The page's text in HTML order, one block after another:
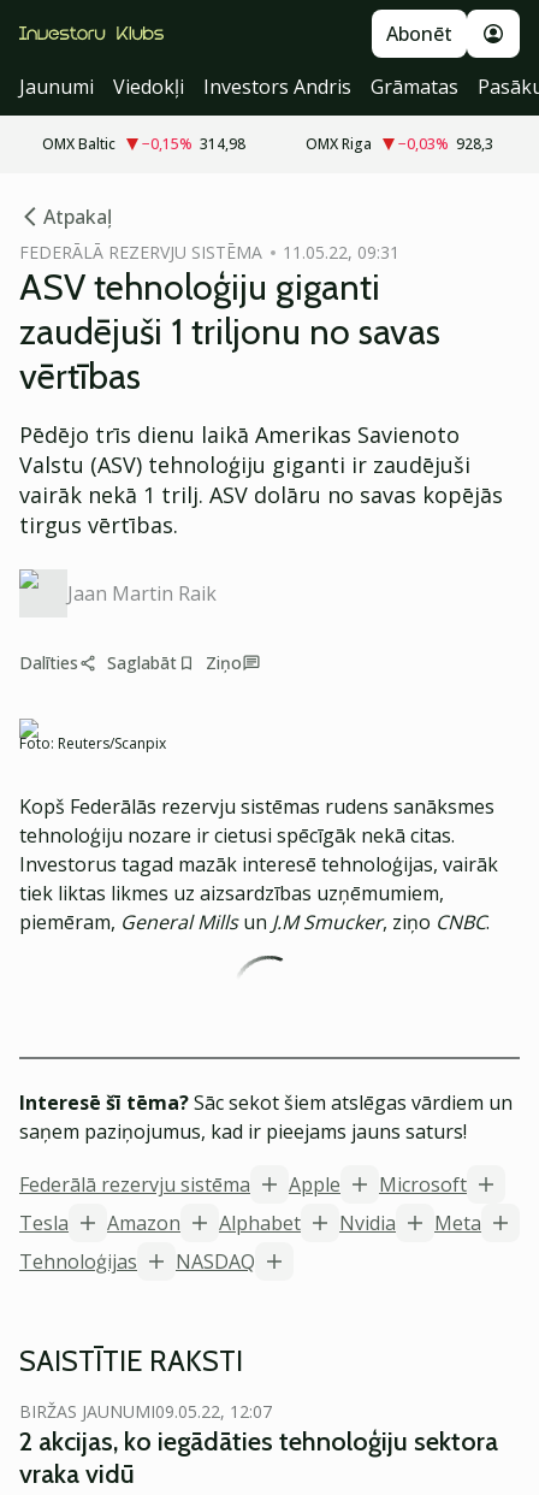
Abonēt
Jaunumi
Viedokļi Investors Andris Grāmatas
OMX Baltic −0,15% 314,98 OMX Riga −0,03% 928,3
Atpakaļ
FEDERĀLĀ REZERVJU SISTĒMA 11.05.22, 09:31
ASV tehnoloģiju giganti
zaudējuši 1 triljonu no savas
vērtības
Pēdējo trīs dienu laikā Amerikas Savienoto
Valstu (ASV) tehnoloģiju giganti ir zaudējuši
vairāk nekā 1 trilj. ASV dolāru no savas kopējās
tirgus vērtības.
Jaan Martin Raik
Dalīties Saglabāt Ziņo
Foto: Reuters/Scanpix
Kopš Federālās rezervju sistēmas rudens sanāksmes
tehnoloģiju nozare ir cietusi spēcīgāk nekā citas.
Investorus tagad mazāk interesē tehnoloģijas, vairāk
tiek liktas likmes uz aizsardzības uzņēmumiem,
piemēram, General Millsun J.M Smucker, ziņo CNBC.
Interesē šī tēma?Sāc sekot šiem atslēgas vārdiem un
saņem paziņojumus, kad ir pieejams jauns saturs!
Federālā rezervju sistēma
Apple
Microsoft
Tesla
Amazon Alphabet Nvidia
Meta
Tehnoloģijas
NASDAQ
SAISTĪTIE RAKSTI
BIRŽAS JAUNUMI09.05.22, 12:07
2 akcijas, ko iegādāties tehnoloģiju sektora
vraka vidū